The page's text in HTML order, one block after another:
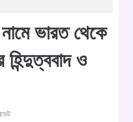
নামে ভারত থেকে
ও